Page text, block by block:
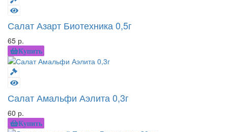
Салат Азарт Биотехника 0,5г
65 р.
Купить
Салат Амальфи Аэлита 0,3г
60 р.
Купить